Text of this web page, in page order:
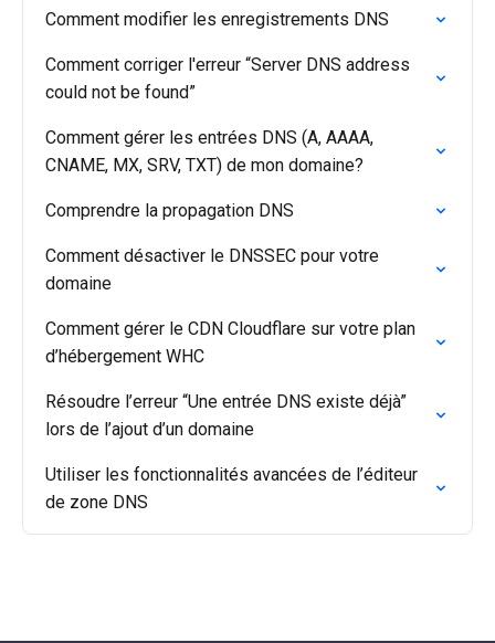
Comment modifier les enregistrements DNS
Comment corriger l'erreur “Server DNS address
could not be found”
Comment gérer les entrées DNS (A, AAAA,
CNAME, MX, SRV, TXT) de mon domaine?
Comprendre la propagation DNS
Comment désactiver le DNSSEC pour votre
domaine
Comment gérer le CDN Cloudflare sur votre plan
d’hébergement WHC
Résoudre l’erreur “Une entrée DNS existe déjà”
lors de l’ajout d’un domaine
Utiliser les fonctionnalités avancées de l’éditeur
de zone DNS